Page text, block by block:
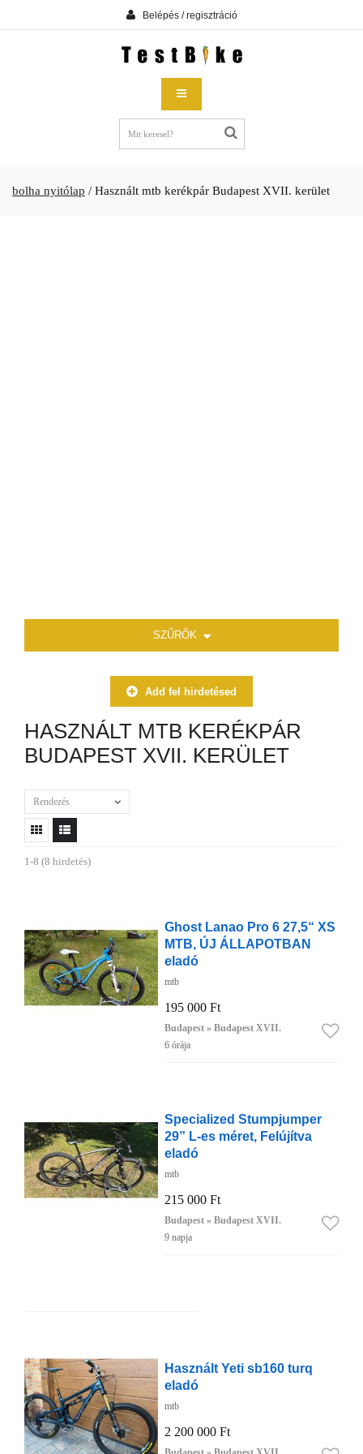
Belépés / regisztráció
bolha nyitólap / Használt mtb kerékpár Budapest XVII. kerület
SZŰRŐK
Add fel hirdetésed
HASZNÁLT MTB KERÉKPÁR
BUDAPEST XVII. KERÜLET
Rendezés
1-8 (8 hirdetés)
Ghost Lanao Pro 6 27,5“ XS
MTB, ÚJ ÁLLAPOTBAN
eladó
mtb
195 000 Ft
Budapest » Budapest XVII.
6 órája
Specialized Stumpjumper
29” L-es méret, Felújítva
eladó
mtb
215 000 Ft
Budapest » Budapest XVII.
9 napja
Használt Yeti sb160 turq
eladó
mtb
2 200 000 Ft